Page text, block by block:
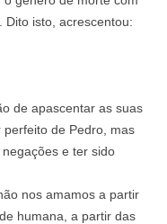
Dito isto, acrescentou:
de apascentar as suas
de Pedro, mas
e ter sido
nos amamos a partir
humana, a partir das